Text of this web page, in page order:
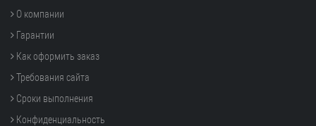
О компании
Гарантии
Как оформить заказ
Требования сайта
Сроки выполнения
Конфиденциальность